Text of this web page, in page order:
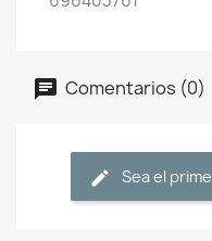
Comentarios (0)
Sea el